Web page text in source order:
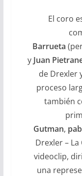
El coro
Barrueta
y Juan
de Drexler
proceso
también
Gutman,
Drexler –
videoclip,
una